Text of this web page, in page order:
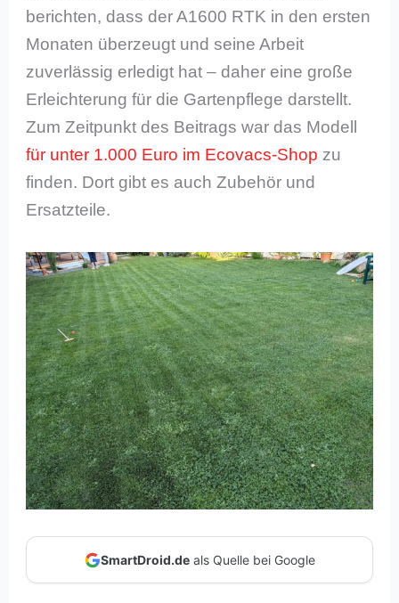
berichten, dass der A1600 RTK in den ersten
Monaten überzeugt und seine Arbeit
zuverlässig erledigt hat – daher eine große
Erleichterung für die Gartenpflege darstellt.
Zum Zeitpunkt des Beitrags war das Modell
für unter 1.000 Euro im Ecovacs-Shop zu
finden. Dort gibt es auch Zubehör und
Ersatzteile.
SmartDroid.deals Quelle bei Google